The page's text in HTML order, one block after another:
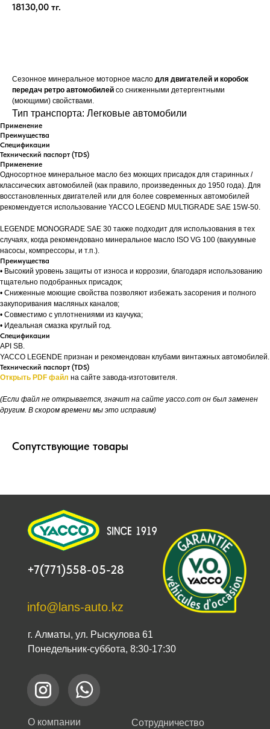
18130,00 тг.
Сезонное минеральное моторное масло для двигателей и коробок
передач ретро автомобилей со сниженными детергентными
(моющими) свойствами.
Тип транспорта: Легковые автомобили
Применение
Преимущества
Спецификации
Технический паспорт (TDS)
Применение
Односортное минеральное масло без моющих присадок для старинных /
классических автомобилей (как правило, произведенных до 1950 года). Для
восстановленных двигателей или для более современных автомобилей
рекомендуется использование YACCO LEGEND MULTIGRADE SAE 15W-50.
LEGENDE MONOGRADE SAE 30 также подходит для использования в тех
случаях, когда рекомендовано минеральное масло ISO VG 100 (вакуумные
насосы, компрессоры, и т.п.).
Преимущества
• Высокий уровень защиты от износа и коррозии, благодаря использованию
тщательно подобранных присадок;
• Сниженные моющие свойства позволяют избежать засорения и полного
закупоривания масляных каналов;
• Совместимо с уплотнениями из каучука;
• Идеальная смазка круглый год.
Спецификации
API SB.
YACCO LEGENDE признан и рекомендован клубами винтажных автомобилей.
Технический паспорт (TDS)
Открыть PDF файл на сайте завода-изготовителя.
(Если файл не открывается, значит на сайте yacco.com он был заменен
другим. В скором времени мы это исправим)
Сопутствующие товары
О компании Сотрудничество
+7(771)558-05-28
info@lans-auto.kz
г. Алматы, ул. Рыскулова 61
Понедельник-суббота, 8:30-17:30